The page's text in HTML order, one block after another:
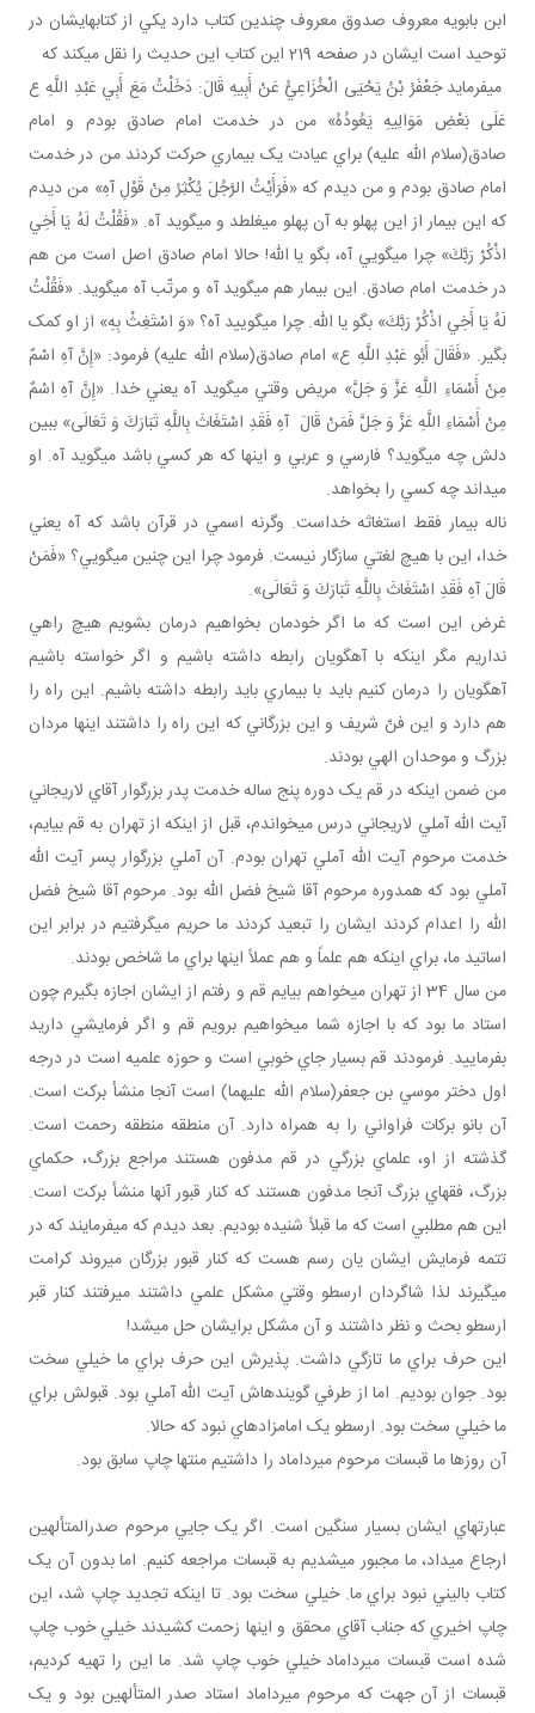
ابن بابويه معروف صدوق معروف چندين کتاب دارد يکي از کتاب هايشان در
توحيد است ايشان در صفحه 219 اين کتاب اين حديث را نقل مي کند که
مي فرمايد جَعْفَرُ بْنُ يَحْيَى الْخُزَاعِيُّ عَنْ أَبِيهِ قَالَ: دَخَلْتُ مَعَ أَبِي عَبْدِ اللَّهِ ع
عَلَى بَعْضِ مَوَالِيهِ يَعُودُهُ» من در خدمت امام صادق بودم و امام
صادق(سلام الله عليه) براي عيادت يک بيماري حرکت کردند من در خدمت
امام صادق بودم و من ديدم که «فَرَأَيْتُ الرَّجُلَ يُكْثِرُ مِنْ قَوْلِ آهِ» من ديدم
که اين بيمار از اين پهلو به آن پهلو مي غلطد و مي گويد آه. «فَقُلْتُ لَهُ يَا أَخِي
اذْكُرْ رَبَّكَ» چرا مي گويي آه، بگو يا الله! حالا امام صادق اصل است من هم
در خدمت امام صادق. اين بيمار هم مي گويد آه و مرتّب آه مي گويد. «فَقُلْتُ
لَهُ يَا أَخِي اذْكُرْ رَبَّكَ» بگو يا الله. چرا مي گوييد آه؟ «وَ اسْتَغِثْ بِهِ» از او کمک
بگير. «فَقَالَ أَبُو عَبْدِ اللَّهِ ع» امام صادق(سلام الله عليه) فرمود: «إِنَّ آهِ اسْمٌ
مِنْ أَسْمَاءِ اللَّهِ عَزَّ وَ جَلَّ» مريض وقتي مي گويد آه يعني خدا. «إِنَّ آهِ اسْمٌ
مِنْ أَسْمَاءِ اللَّهِ عَزَّ وَ جَلَّ فَمَنْ قَالَ آهِ فَقَدِ اسْتَغَاثَ بِاللَّهِ تَبَارَكَ وَ تَعَالَى» ببين
دلش چه مي گويد؟ فارسي و عربي و اينها که هر کسي باشد مي گويد آه. او
مي داند چه کسي را بخواهد.
ناله بيمار فقط استغاثه خداست. وگرنه اسمي در قرآن باشد که آه يعني
خدا، اين با هيچ لغتي سازگار نيست. فرمود چرا اين چنين مي گويي؟ «فَمَنْ
قَالَ آهِ فَقَدِ اسْتَغَاثَ بِاللَّهِ تَبَارَكَ وَ تَعَالَى».
غرض اين است که ما اگر خودمان بخواهيم درمان بشويم هيچ راهي
نداريم مگر اينکه با آه گويان رابطه داشته باشيم و اگر خواسته باشيم
آه گويان را درمان کنيم بايد با بيماري بايد رابطه داشته باشيم. اين راه را
هم دارد و اين فنّ شريف و اين بزرگاني که اين راه را داشتند اينها مردان
بزرگ و موحدان الهي بودند.
من ضمن اينکه در قم يک دوره پنج ساله خدمت پدر بزرگوار آقاي لاريجاني
آيت الله آملي لاريجاني درس مي خواندم، قبل از اينکه از تهران به قم بيايم،
خدمت مرحوم آيت الله آملي تهران بودم. آن آملي بزرگوار پسر آيت الله
آملي بود که همدوره مرحوم آقا شيخ فضل الله بود. مرحوم آقا شيخ فضل
الله را اعدام کردند ايشان را تبعيد کردند ما حريم مي گرفتيم در برابر اين
اساتيد ما، براي اينکه هم علماً و هم عملاً اينها براي ما شاخص بودند.
من سال 34 از تهران مي خواهم بيايم قم و رفتم از ايشان اجازه بگيرم چون
استاد ما بود که با اجازه شما مي خواهيم برويم قم و اگر فرمايشي داريد
بفرماييد. فرمودند قم بسيار جاي خوبي است و حوزه علميه است در درجه
اول دختر موسي بن جعفر(سلام الله عليهما) است آنجا منشأ برکت است.
آن بانو برکات فراواني را به همراه دارد. آن منطقه منطقه رحمت است.
گذشته از او، علماي بزرگي در قم مدفون هستند مراجع بزرگ، حکماي
بزرگ، فقهاي بزرگ آنجا مدفون هستند که کنار قبور آنها منشأ برکت است.
اين هم مطلبي است که ما قبلاً شنيده بوديم. بعد ديدم که مي فرمايند که در
تتمه فرمايش ايشان يان رسم هست که کنار قبور بزرگان مي روند کرامت
مي گيرند لذا شاگردان ارسطو وقتي مشکل علمي داشتند مي رفتند کنار قبر
ارسطو بحث و نظر داشتند و آن مشکل برايشان حل مي شد!
اين حرف براي ما تازگي داشت. پذيرش اين حرف براي ما خيلي سخت
بود. جوان بوديم. اما از طرفي گوينده اش آيت الله آملي بود. قبولش براي
ما خيلي سخت بود. ارسطو يک امامزاده اي نبود که حالا.
آن روزها ما قبسات مرحوم ميرداماد را داشتيم منتها چاپ سابق بود.
عبارت هاي ايشان بسيار سنگين است. اگر يک جايي مرحوم صدرالمتألهين
ارجاع مي داد، ما مجبور مي شديم به قبسات مراجعه کنيم. اما بدون آن يک
کتاب باليني نبود براي ما. خيلي سخت بود. تا اينکه تجديد چاپ شد، اين
چاپ اخيري که جناب آقاي محقق و اينها زحمت کشيدند خيلي خوب چاپ
شده است قبسات ميرداماد خيلي خوب چاپ شد. ما اين را تهيه کرديم،
قبسات از آن جهت که مرحوم ميرداماد استاد صدر المتألهين بود و يک